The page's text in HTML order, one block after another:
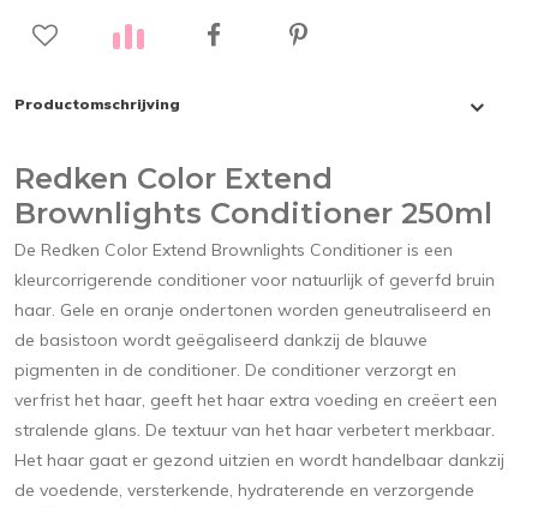
Productomschrijving
Redken Color Extend
Brownlights Conditioner 250ml
De Redken Color Extend Brownlights Conditioner is een
kleurcorrigerende conditioner voor natuurlijk of geverfd bruin
haar. Gele en oranje ondertonen worden geneutraliseerd en
de basistoon wordt geëgaliseerd dankzij de blauwe
pigmenten in de conditioner. De conditioner verzorgt en
verfrist het haar, geeft het haar extra voeding en creëert een
stralende glans. De textuur van het haar verbetert merkbaar.
Het haar gaat er gezond uitzien en wordt handelbaar dankzij
de voedende, versterkende, hydraterende en verzorgende